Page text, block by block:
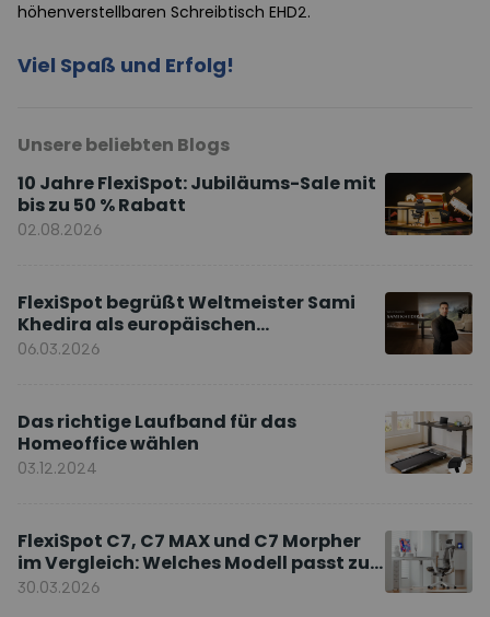
höhenverstellbaren Schreibtisch EHD2.
Viel Spaß und Erfolg!
Unsere beliebten Blogs
10 Jahre FlexiSpot: Jubiläums-Sale mit
bis zu 50 % Rabatt
02.08.2026
FlexiSpot begrüßt Weltmeister Sami
Khedira als europäischen
Markenbotschafter
06.03.2026
Das richtige Laufband für das
Homeoffice wählen
03.12.2024
FlexiSpot C7, C7 MAX und C7 Morpher
im Vergleich: Welches Modell passt zu
Ihnen?
30.03.2026